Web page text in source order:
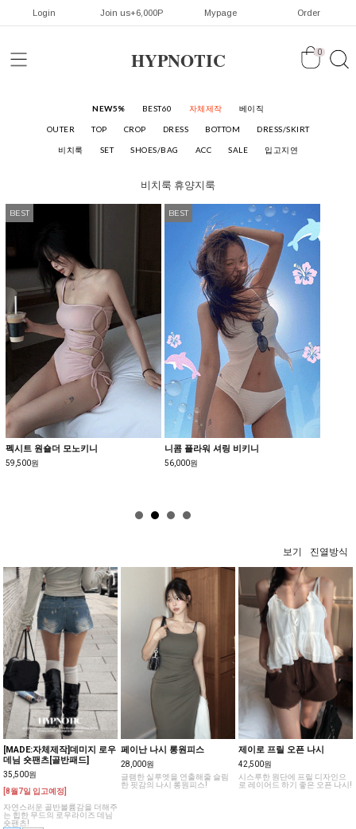
Login Join us+6,000P Mypage Order
HYPNOTIC 0
NEW5% BEST60 자체제작 베이직
OUTER TOP CROP DRESS BOTTOM DRESS/SKIRT
비치룩 SET SHOES/BAG ACC SALE 입고지연
비치룩 휴양지룩
BEST
펙시트 원숄더 모노키니
59,500원
BEST
니콤 플라워 셔링 비키니
56,000원
보기 진열방식
[MADE:자체제작]데미지 로우
데님 숏팬츠[골반패드]
35,500원
[8월7일 입고예정]
자연스러운 골반볼륨감을 더해주
는 힙한 무드의 로우라이즈 데님
숏팬츠!
페이난 나시 롱원피스
28,000원
글램한 실루엣을 연출해줄 슬림
한 핏감의 나시 롱원피스!
제이로 프릴 오픈 나시
42,500원
시스루한 원단에 프릴 디자인으
로 레이어드 하기 좋은 오픈 나시!